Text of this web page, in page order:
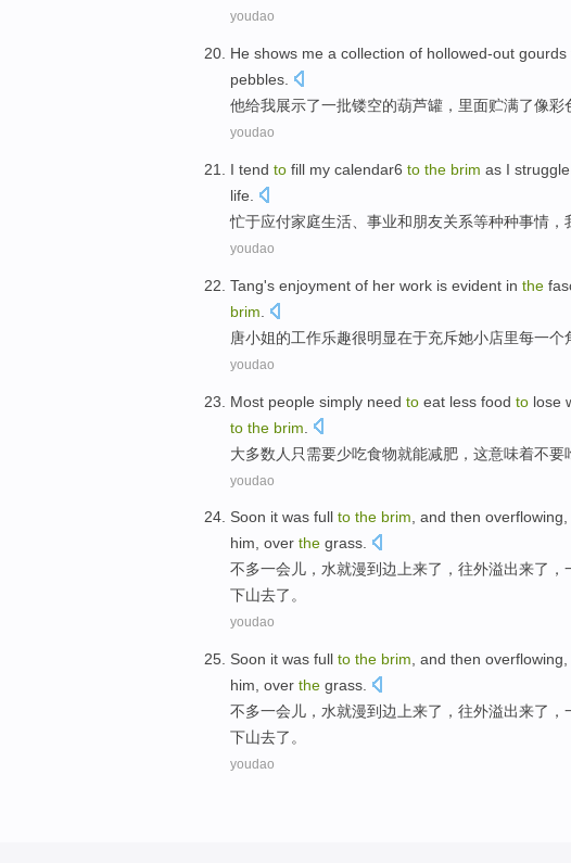
youdao
He shows me a collection of hollowed-out gourds
pebbles
他给我展示了一批镂空的葫芦罐，里面贮满了像彩
youdao
I tend to fill my calendar6 to the brim as I struggle
life
忙于应付家庭生活 事业和朋友关系等种种事情，
youdao
Tang's enjoyment of her work is evident in the
brim
唐小姐的工作乐趣很明显在于充斥她小店里每一个
youdao
Most people simply need to eat less food to lose
to the brim
大多数 人 只 需要少吃食物就能减肥， 这意味着不要
youdao
Soon it was full to the brim, and then overflowing
him, over the grass.
不多一会儿 ，水就漫到边上来了 ，往外溢出来了，
下山去了。
youdao
Soon it was full to the brim , and then overflowing
him , over the grass
不多一会儿 ，水就漫到边上来了 ，往外溢出来了，
下山去了。
youdao